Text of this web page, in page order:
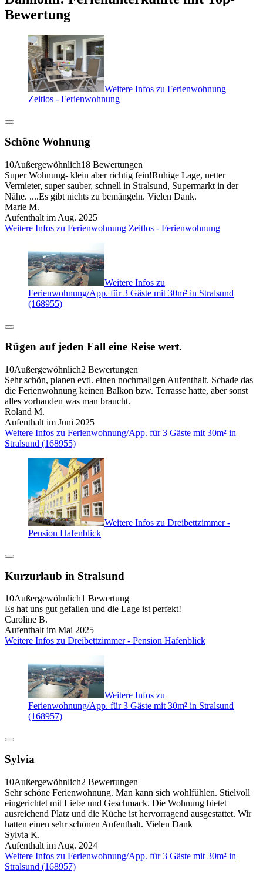
Bewertung
Weitere Infos zu Ferienwohnung
Zeitlos - Ferienwohnung
Schöne Wohnung
10Außergewöhnlich18 Bewertungen
Super Wohnung- klein aber richtig fein!Ruhige Lage, netter
Vermieter, super sauber, schnell in Stralsund, Supermarkt in der
Nähe. ....Es gibt nichts zu bemängeln. Vielen Dank.
Marie M.
Aufenthalt im Aug. 2025
Weitere Infos zu Ferienwohnung Zeitlos - Ferienwohnung
Weitere Infos zu
Ferienwohnung/App. für 3 Gäste mit 30m² in Stralsund
(168955)
Rügen auf jeden Fall eine Reise wert.
10Außergewöhnlich2 Bewertungen
Sehr schön, planen evtl. einen nochmaligen Aufenthalt. Schade das
die Ferienwohnung keinen Balkon bzw. Terrasse hatte, aber sonst
alles vorhanden was man braucht.
Roland M.
Aufenthalt im Juni 2025
Weitere Infos zu Ferienwohnung/App. für 3 Gäste mit 30m² in
Stralsund (168955)
Weitere Infos zu Dreibettzimmer -
Pension Hafenblick
Kurzurlaub in Stralsund
10Außergewöhnlich1 Bewertung
Es hat uns gut gefallen und die Lage ist perfekt!
Caroline B.
Aufenthalt im Mai 2025
Weitere Infos zu Dreibettzimmer - Pension Hafenblick
Weitere Infos zu
Ferienwohnung/App. für 3 Gäste mit 30m² in Stralsund
(168957)
Sylvia
10Außergewöhnlich2 Bewertungen
Sehr schöne Ferienwohnung. Man kann sich wohlfühlen. Stielvoll
eingerichtet mit Liebe und Geschmack. Die Wohnung bietet
ausreichend Platz und die Küche ist hervorragend ausgestattet. Wir
hatten einen sehr schönen Aufenthalt. Vielen Dank
Sylvia K.
Aufenthalt im Aug. 2024
Weitere Infos zu Ferienwohnung/App. für 3 Gäste mit 30m² in
Stralsund (168957)